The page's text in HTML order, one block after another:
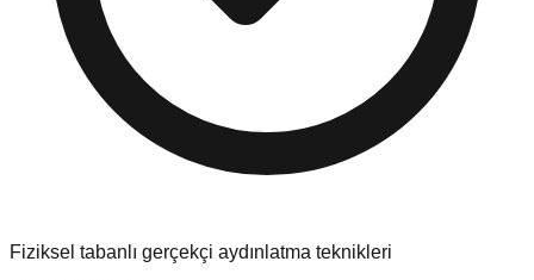
Fiziksel tabanlı gerçekçi aydınlatma teknikleri